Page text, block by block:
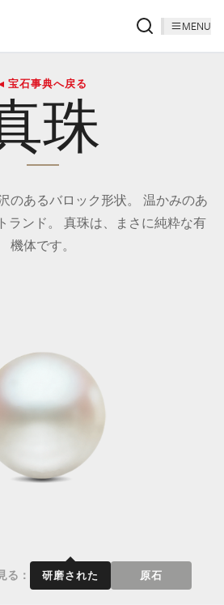
MENU
宝石事典へ戻る
珠
のあるバロック形状。 温かみのあ
ランド。 真珠は、まさに純粋な有
機体です。
る： 研磨された 原石